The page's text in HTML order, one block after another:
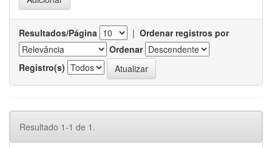
Resultados/Página | Ordenar registros por
Ordenar
Registro(s)
Resultado 1-1 de 1.